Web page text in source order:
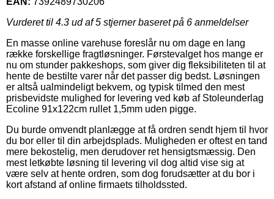
Vurderet til 4.3 ud af 5 stjerner baseret på 6 anmeldelser
En masse online varehuse foreslår nu om dage en lang
række forskellige fragtløsninger. Førstevalget hos mange er
nu om stunder pakkeshops, som giver dig fleksibiliteten til at
hente de bestilte varer når det passer dig bedst. Løsningen
er altså ualmindeligt bekvem, og typisk tilmed den mest
prisbevidste mulighed for levering ved køb af Stoleunderlag
Ecoline 91x122cm rullet 1,5mm uden pigge.
Du burde omvendt planlægge at få ordren sendt hjem til hvor
du bor eller til din arbejdsplads. Muligheden er oftest en tand
mere bekostelig, men derudover ret hensigtsmæssig. Den
mest letkøbte løsning til levering vil dog altid vise sig at
være selv at hente ordren, som dog forudsætter at du bor i
kort afstand af online firmaets tilholdssted.